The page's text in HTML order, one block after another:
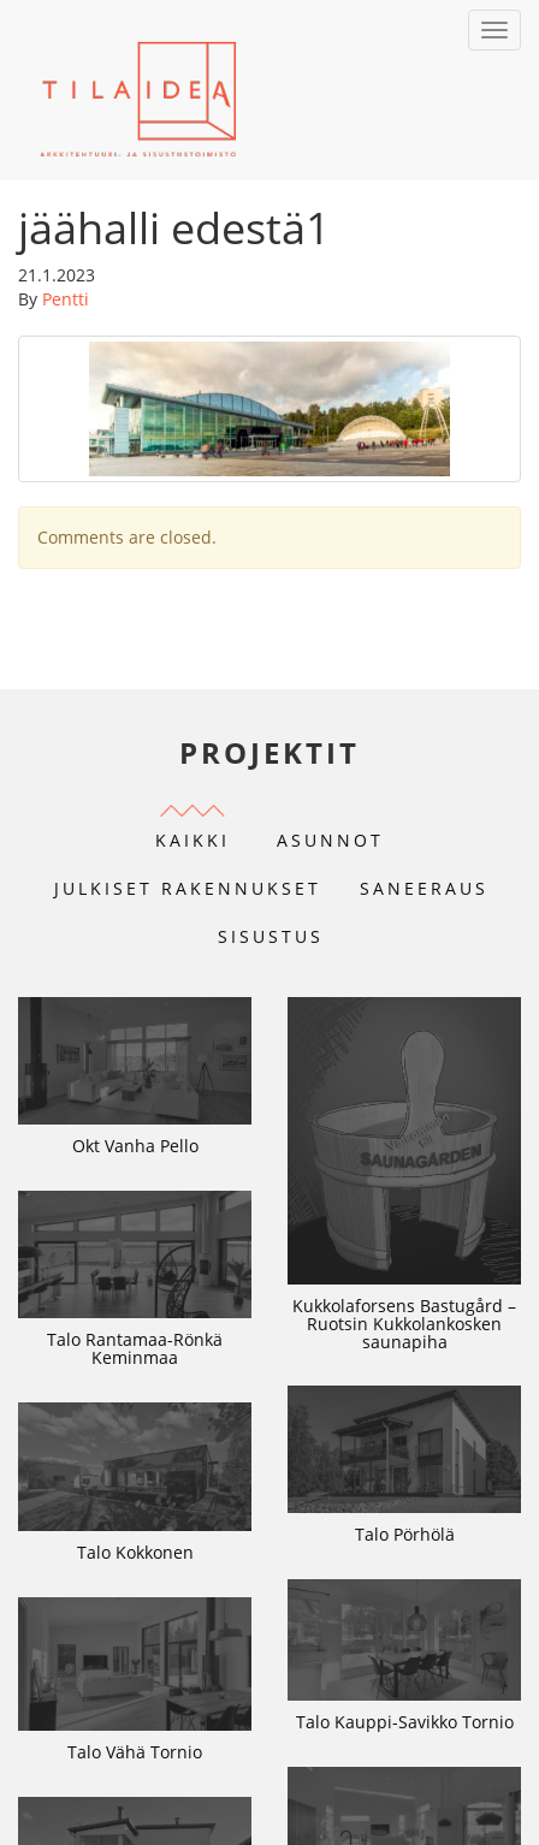
jäähalli edestä1
21.1.2023
By Pentti
Comments are closed.
PROJEKTIT
KAIKKI ASUNNOT
JULKISET RAKENNUKSET SANEERAUS
SISUSTUS
Okt Vanha Pello
Kukkolaforsens Bastugård –
Ruotsin Kukkolankosken
saunapiha
Talo Rantamaa-Rönkä
Keminmaa
Talo Pörhölä
Talo Kokkonen
Talo Kauppi-Savikko Tornio
Talo Vähä Tornio